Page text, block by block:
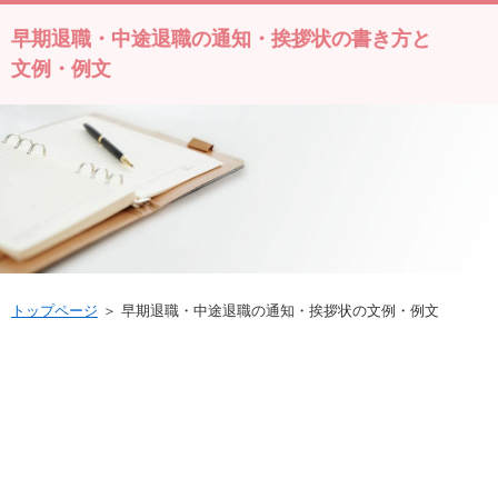
早期退職・中途退職の通知・挨拶状の書き方と
文例・例文
トップページ ＞ 早期退職・中途退職の通知・挨拶状の文例・例文